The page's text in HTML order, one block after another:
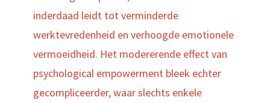
inderdaad leidt tot verminderde
werktevredenheid en verhoogde emotionele
vermoeidheid. Het modererende effect van
psychological empowerment bleek echter
gecompliceerder, waar slechts enkele